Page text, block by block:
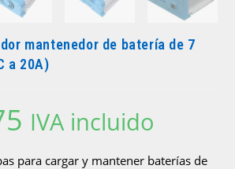
mantenedor de batería de 7
a 20A)
IVA incluido
para cargar y mantener baterías de